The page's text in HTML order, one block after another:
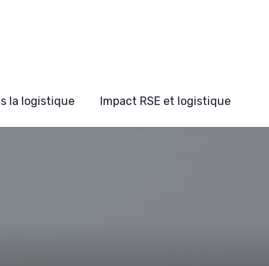
la logistique Impact RSE et logistique